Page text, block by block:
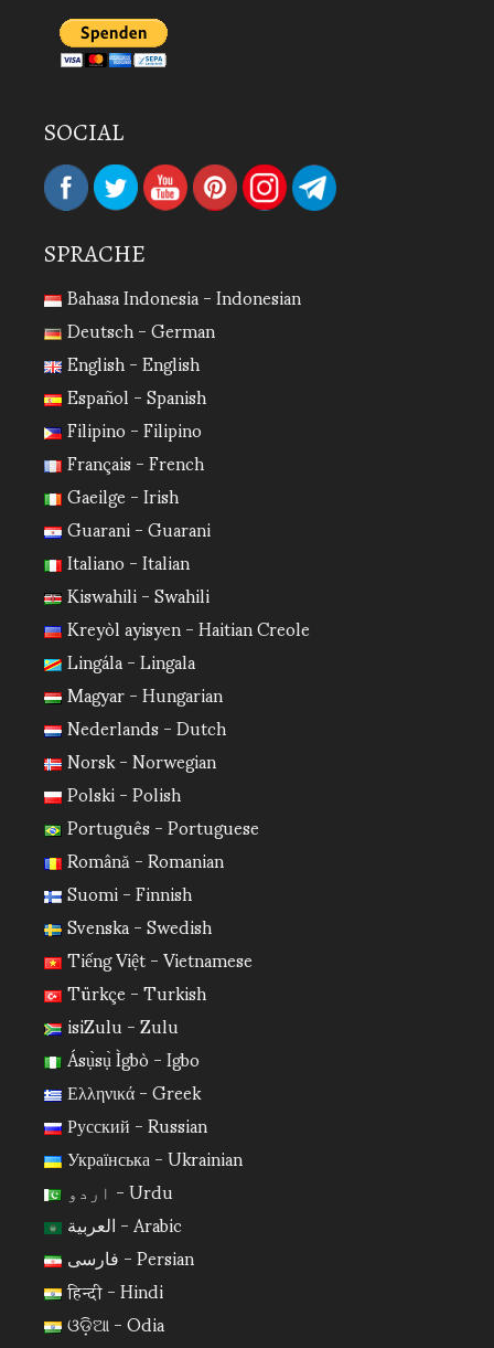
SOCIAL
SPRACHE
Bahasa Indonesia - Indonesian
Deutsch - German
English - English
Español - Spanish
Filipino - Filipino
Français - French
Gaeilge - Irish
Guarani - Guarani
Italiano - Italian
Kiswahili - Swahili
Kreyòl ayisyen - Haitian Creole
Lingála - Lingala
Magyar - Hungarian
Nederlands - Dutch
Norsk - Norwegian
Polski - Polish
Português - Portuguese
Română - Romanian
Suomi - Finnish
Svenska - Swedish
Tiếng Việt - Vietnamese
Türkçe - Turkish
isiZulu - Zulu
Ásụ̀sụ̀ Ìgbò - Igbo
Ελληνικά - Greek
Русский - Russian
Українська - Ukrainian
اردو - Urdu
العربية - Arabic
فارسی - Persian
हिन्दी - Hindi
ଓଡ଼ିଆ - Odia